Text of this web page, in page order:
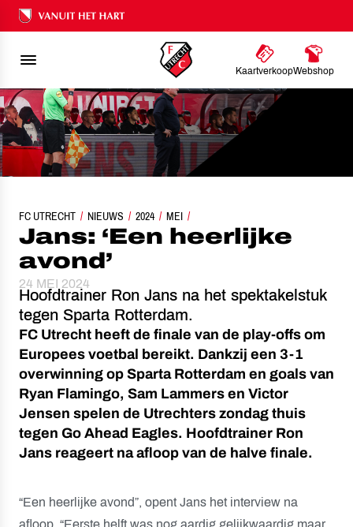
Ons nalatenschap
KaartverkoopWebshop
FC UTRECHT NIEUWS 2024 MEI
JANS: ‘EEN HEERLIJKE AVOND’
Jans: ‘Een heerlijke
avond’
24 MEI 2024
Hoofdtrainer Ron Jans na het spektakelstuk
tegen Sparta Rotterdam.
FC Utrecht heeft de finale van de play-offs om
Europees voetbal bereikt. Dankzij een 3-1
overwinning op Sparta Rotterdam en goals van
Ryan Flamingo, Sam Lammers en Victor
Jensen spelen de Utrechters zondag thuis
tegen Go Ahead Eagles. Hoofdtrainer Ron
Jans reageert na afloop van de halve finale.
“Een heerlijke avond”, opent Jans het interview na
afloop. “Eerste helft was nog aardig gelijkwaardig maar